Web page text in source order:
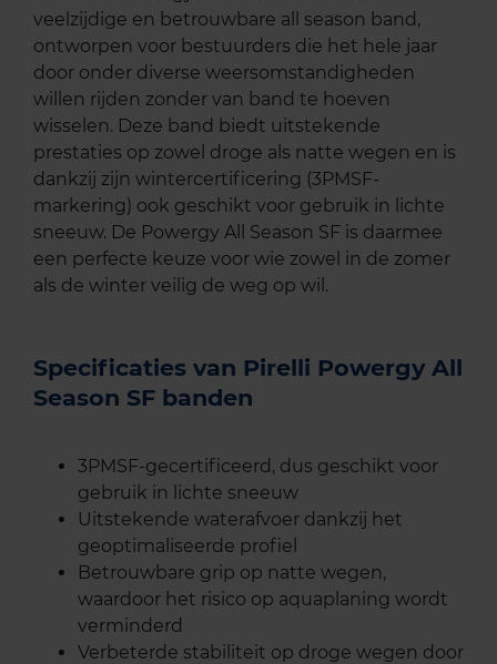
veelzijdige en betrouwbare all season band,
ontworpen voor bestuurders die het hele jaar
door onder diverse weersomstandigheden
willen rijden zonder van band te hoeven
wisselen. Deze band biedt uitstekende
prestaties op zowel droge als natte wegen en is
dankzij zijn wintercertificering (3PMSF-
markering) ook geschikt voor gebruik in lichte
sneeuw. De Powergy All Season SF is daarmee
een perfecte keuze voor wie zowel in de zomer
als de winter veilig de weg op wil.
Specificaties van Pirelli Powergy All
Season SF banden
3PMSF-gecertificeerd, dus geschikt voor
gebruik in lichte sneeuw
Uitstekende waterafvoer dankzij het
geoptimaliseerde profiel
Betrouwbare grip op natte wegen,
waardoor het risico op aquaplaning wordt
verminderd
Verbeterde stabiliteit op droge wegen door